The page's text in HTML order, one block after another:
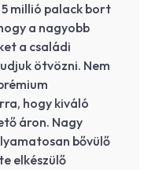
millió palack bort
a nagyobb
a családi
ötvözni. Nem
hogy kiváló
áron. Nagy
bővülő
elkészülő